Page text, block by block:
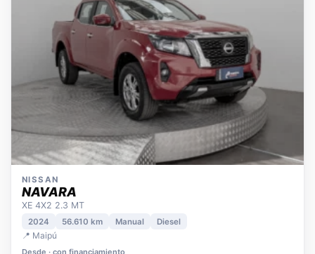
NISSAN
NAVARA
XE 4X2 2.3 MT
2024
📍 Maipú